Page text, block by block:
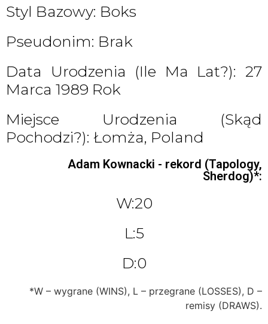
Styl Bazowy: Boks
Pseudonim: Brak
Data Urodzenia (ile Ma Lat?): 27
Marca 1989 Rok
Miejsce Urodzenia (skąd
Pochodzi?): Łomża, Poland
Adam Kownacki - rekord (Tapology,
Sherdog)*:
W:20
L:5
D:0
*W – wygrane (WINS), L – przegrane (LOSSES), D –
remisy (DRAWS).